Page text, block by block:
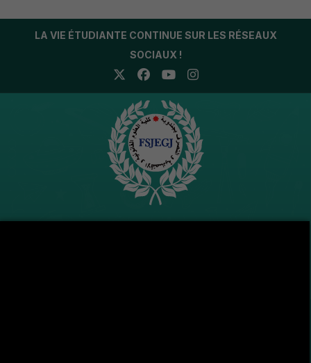
LA VIE ÉTUDIANTE CONTINUE SUR LES RÉSEAUX
SOCIAUX !